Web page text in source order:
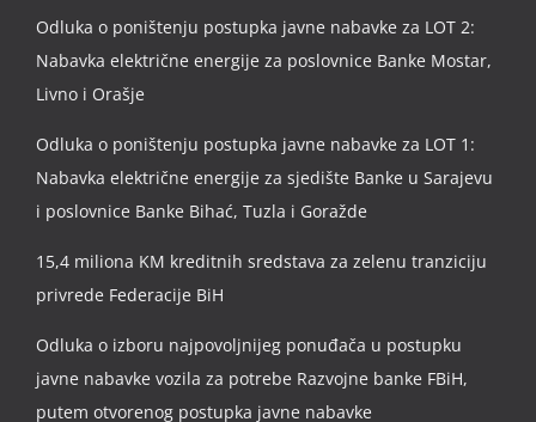
Odluka o poništenju postupka javne nabavke za LOT 2:
Nabavka električne energije za poslovnice Banke Mostar,
Livno i Orašje
Odluka o poništenju postupka javne nabavke za LOT 1:
Nabavka električne energije za sjedište Banke u Sarajevu
i poslovnice Banke Bihać, Tuzla i Goražde
15,4 miliona KM kreditnih sredstava za zelenu tranziciju
privrede Federacije BiH
Odluka o izboru najpovoljnijeg ponuđača u postupku
javne nabavke vozila za potrebe Razvojne banke FBiH,
putem otvorenog postupka javne nabavke